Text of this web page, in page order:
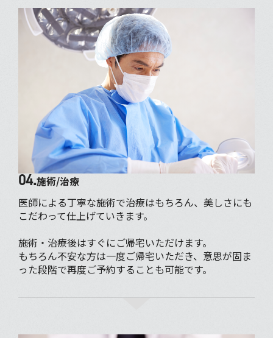
04.施術/治療
医師による丁寧な施術で治療はもちろん、美しさにも
こだわって仕上げていきます。
施術・治療後はすぐにご帰宅いただけます。
もちろん不安な方は一度ご帰宅いただき、意思が固ま
った段階で再度ご予約することも可能です。